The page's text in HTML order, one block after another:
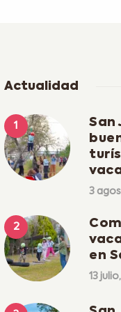
Actualidad
San
3
en
13